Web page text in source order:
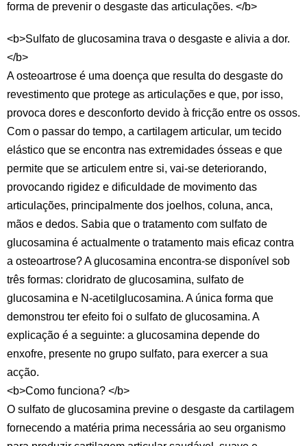
forma de prevenir o desgaste das articulações. </b>
<b>Sulfato de glucosamina trava o desgaste e alivia a dor.
</b>
A osteoartrose é uma doença que resulta do desgaste do
revestimento que protege as articulações e que, por isso,
provoca dores e desconforto devido à fricção entre os ossos.
Com o passar do tempo, a cartilagem articular, um tecido
elástico que se encontra nas extremidades ósseas e que
permite que se articulem entre si, vai-se deteriorando,
provocando rigidez e dificuldade de movimento das
articulações, principalmente dos joelhos, coluna, anca,
mãos e dedos. Sabia que o tratamento com sulfato de
glucosamina é actualmente o tratamento mais eficaz contra
a osteoartrose? A glucosamina encontra-se disponível sob
três formas: cloridrato de glucosamina, sulfato de
glucosamina e N-acetilglucosamina. A única forma que
demonstrou ter efeito foi o sulfato de glucosamina. A
explicação é a seguinte: a glucosamina depende do
enxofre, presente no grupo sulfato, para exercer a sua
acção.
<b>Como funciona? </b>
O sulfato de glucosamina previne o desgaste da cartilagem
fornecendo a matéria prima necessária ao seu organismo